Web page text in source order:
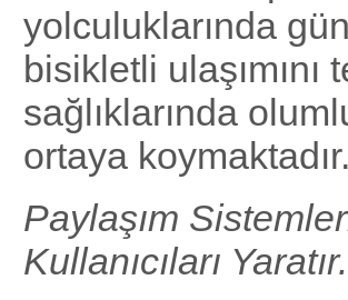
yolculuklarında
bisikletli
sağlıklarında
ortaya koymaktadır.
Paylaşım
Kullanıcıları Yaratır.